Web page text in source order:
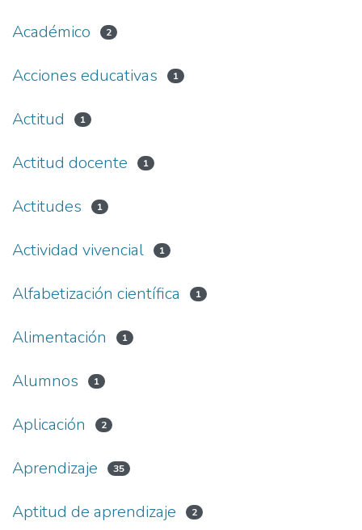
Académico 2
Acciones educativas 1
Actitud 1
Actitud docente 1
Actitudes 1
Actividad vivencial 1
Alfabetización científica 1
Alimentación 1
Alumnos 1
Aplicación 2
Aprendizaje 35
Aptitud de aprendizaje 2